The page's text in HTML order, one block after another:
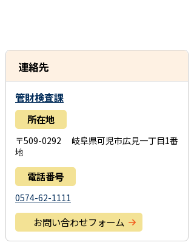
連絡先
管財検査課
所在地
〒509-0292 岐阜県可児市広見一丁目1番
地
電話番号
0574-62-1111
お問い合わせフォーム